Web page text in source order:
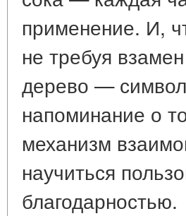
применение. И,
не требуя
дерево —
напоминание о
механизм
научиться
благодарностью.